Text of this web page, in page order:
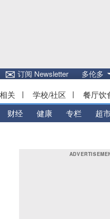
✉订阅 Newsletter 多伦多
关 | 学校/社区 | 餐厅饮
财经 健康 专栏 超